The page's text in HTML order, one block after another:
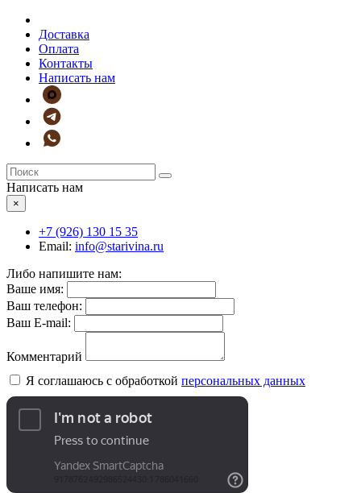
Доставка
Оплата
Контакты
Написать нам
Написать нам
×
+7 (926) 130 15 35
Email: info@starivina.ru
Либо напишите нам:
Ваше имя:
Ваш телефон:
Ваш E-mail:
Комментарий
Я соглашаюсь с обработкой персональных данных